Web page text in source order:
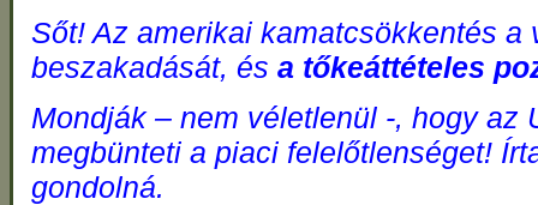
Sőt! Az amerikai kamatcsökkentés
beszakadását, és a tőkeáttételes
Mondják – nem véletlenül -, hogy az
megbünteti a piaci felelőtlenséget!
gondolná.